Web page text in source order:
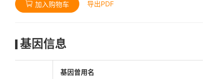
加入购物车 导出PDF
基因信息
基因曾用名